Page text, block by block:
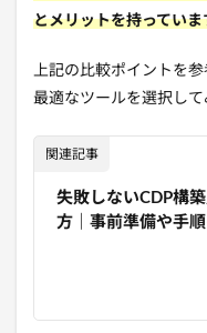
とメリットを持っていま
上記の比較ポイントを
最適なツールを選択して
関連記事
失敗しないCDP構
方｜事前準備や手